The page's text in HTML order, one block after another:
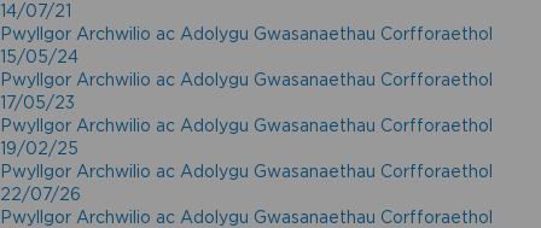
14/07/21
Pwyllgor Archwilio ac Adolygu Gwasanaethau Corfforaethol
15/05/24
Pwyllgor Archwilio ac Adolygu Gwasanaethau Corfforaethol
17/05/23
Pwyllgor Archwilio ac Adolygu Gwasanaethau Corfforaethol
19/02/25
Pwyllgor Archwilio ac Adolygu Gwasanaethau Corfforaethol
22/07/26
Pwyllgor Archwilio ac Adolygu Gwasanaethau Corfforaethol